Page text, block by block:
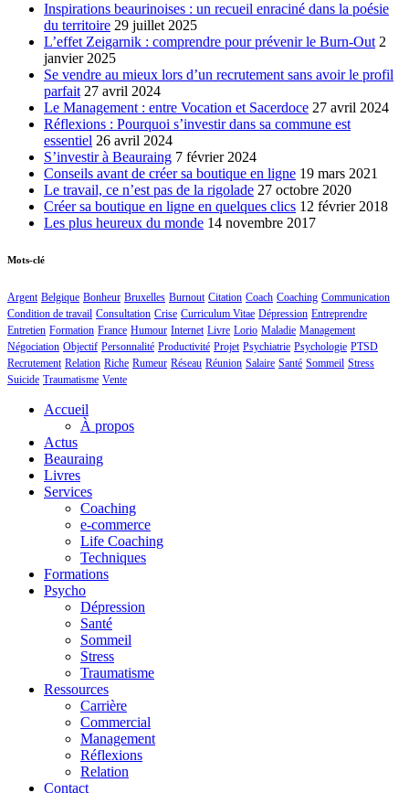
Inspirations beaurinoises : un recueil enraciné dans la poésie
du territoire 29 juillet 2025
L’effet Zeigarnik : comprendre pour prévenir le Burn-Out 2
janvier 2025
Se vendre au mieux lors d’un recrutement sans avoir le profil
parfait 27 avril 2024
Le Management : entre Vocation et Sacerdoce 27 avril 2024
Réflexions : Pourquoi s’investir dans sa commune est
essentiel 26 avril 2024
S’investir à Beauraing 7 février 2024
Conseils avant de créer sa boutique en ligne 19 mars 2021
Le travail, ce n’est pas de la rigolade 27 octobre 2020
Créer sa boutique en ligne en quelques clics 12 février 2018
Les plus heureux du monde 14 novembre 2017
Mots-clé
Argent Belgique Bonheur Bruxelles Burnout Citation Coach Coaching Communication
Condition de travail Consultation Crise Curriculum Vitae Dépression Entreprendre
Entretien Formation France Humour Internet Livre Lorio Maladie Management
Négociation Objectif Personnalité Productivité Projet Psychiatrie Psychologie PTSD
Recrutement Relation Riche Rumeur Réseau Réunion Salaire Santé Sommeil Stress
Suicide Traumatisme Vente
Accueil
À propos
Actus
Beauraing
Livres
Services
Coaching
e-commerce
Life Coaching
Techniques
Formations
Psycho
Dépression
Santé
Sommeil
Stress
Traumatisme
Ressources
Carrière
Commercial
Management
Réflexions
Relation
Contact